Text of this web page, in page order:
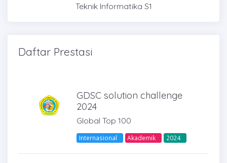
Teknik Informatika S1
Daftar Prestasi
GDSC solution challenge
2024
Global Top 100
Internasional Akademik 2024